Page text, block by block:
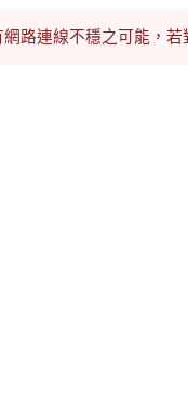
路連線不穩之可能，